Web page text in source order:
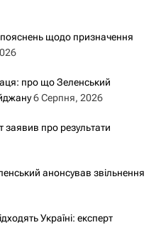
пояснень щодо призначення
про що Зеленський
6 Серпня, 2026
заявив про результати
анонсував звільнення
Україні: експерт